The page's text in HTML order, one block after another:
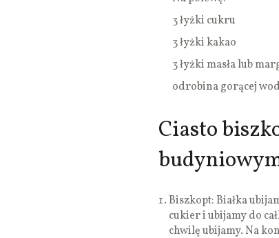
3 łyżki cukru
3 łyżki kakao
3 łyżki masła lub
odrobina gorącej
Ciasto
Biszkopt: Białka
cukier i ubijamy do
chwilę ubijamy. Na